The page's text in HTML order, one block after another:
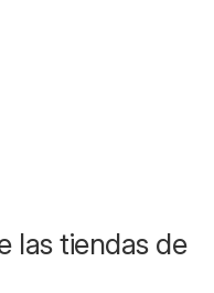
las tiendas de